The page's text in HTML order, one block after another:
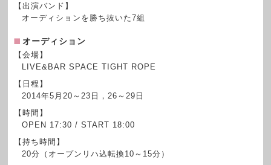
【出演バンド】
オーディションを勝ち抜いた7組
オーディション
【会場】
LIVE&BAR SPACE TIGHT ROPE
【日程】
2014年5月20～23日，26～29日
【時間】
OPEN 17:30 / START 18:00
【持ち時間】
20分（オープンリハ込転換10～15分）